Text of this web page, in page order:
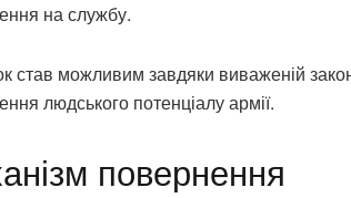
на службу.
став можливим завдяки виваженій
людського потенціалу армії.
повернення